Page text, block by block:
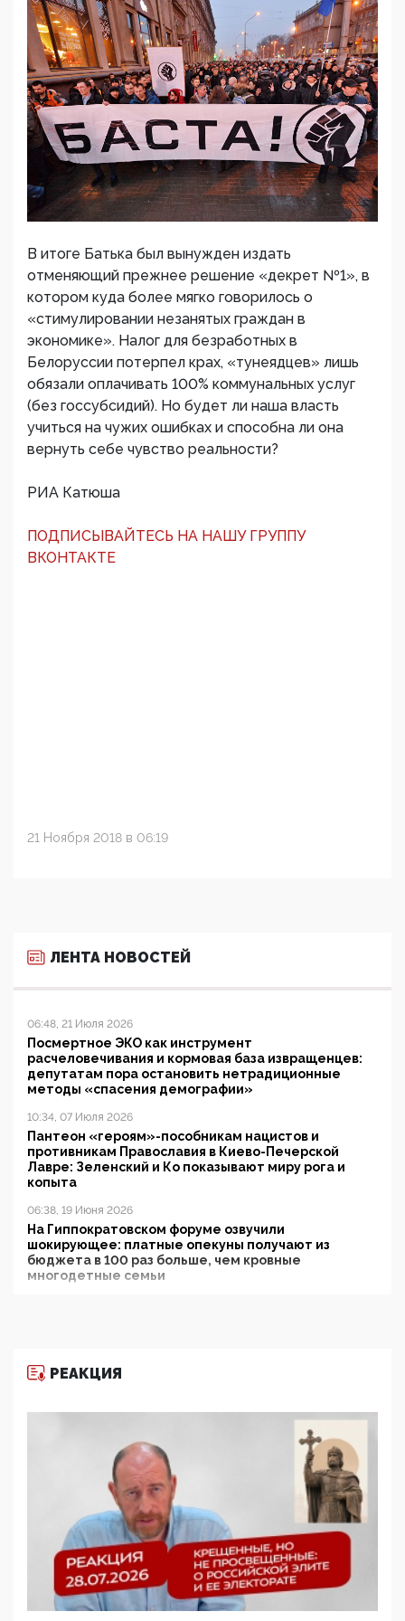
В итоге Батька был вынужден издать
отменяющий прежнее решение «декрет №1», в
котором куда более мягко говорилось о
«стимулировании незанятых граждан в
экономике». Налог для безработных в
Белоруссии потерпел крах, «тунеядцев» лишь
обязали оплачивать 100% коммунальных услуг
(без госсубсидий). Но будет ли наша власть
учиться на чужих ошибках и способна ли она
вернуть себе чувство реальности?
РИА Катюша
ПОДПИСЫВАЙТЕСЬ НА НАШУ ГРУППУ
ВКОНТАКТЕ
21 Ноября 2018 в 06:19
ЛЕНТА НОВОСТЕЙ
06:48, 21 Июля 2026
Посмертное ЭКО как инструмент
расчеловечивания и кормовая база извращенцев:
депутатам пора остановить нетрадиционные
методы «спасения демографии»
10:34, 07 Июля 2026
Пантеон «героям»-пособникам нацистов и
противникам Православия в Киево-Печерской
Лавре: Зеленский и Ко показывают миру рога и
копыта
06:38, 19 Июня 2026
На Гиппократовском форуме озвучили
шокирующее: платные опекуны получают из
бюджета в 100 раз больше, чем кровные
многодетные семьи
11:53, 09 Июня 2026
деятельность ИИТО ЮНЕСКО в России, но
цифроглобалисты продолжают определять
повестку в образовании
09:43, 01 Июня 2026
5G за счет здоровья граждан: Минцифры намерено
отобрать у регионов и муниципалитетов право
защищать жилые дома и социальные объекты от
05:58, 26 Мая 2026
Роскомнадзор освободили от борца с
деструктивным и опасным контентом
РЕАКЦИЯ